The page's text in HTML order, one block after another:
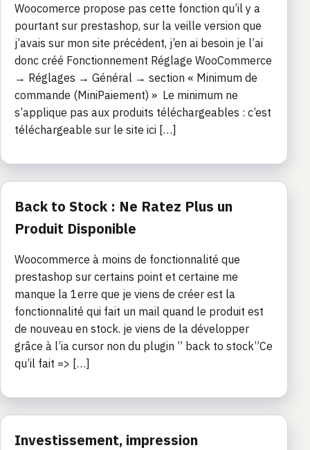
Woocomerce propose pas cette fonction qu’il y a
pourtant sur prestashop, sur la veille version que
j’avais sur mon site précédent, j’en ai besoin je l’ai
donc créé Fonctionnement Réglage WooCommerce
→ Réglages → Général → section « Minimum de
commande (MiniPaiement) » Le minimum ne
s’applique pas aux produits téléchargeables : c’est
téléchargeable sur le site ici […]
Back to Stock : Ne Ratez Plus un
Produit Disponible
Woocommerce à moins de fonctionnalité que
prestashop sur certains point et certaine me
manque la 1erre que je viens de créer est la
fonctionnalité qui fait un mail quand le produit est
de nouveau en stock. je viens de la développer
grâce à l’ia cursor non du plugin ” back to stock”Ce
qu’il fait => […]
Investissement, impression